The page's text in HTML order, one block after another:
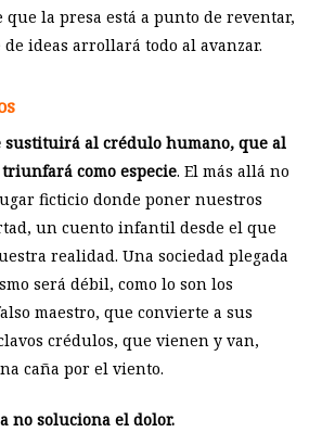
que la presa está a punto de reventar,
ideas arrollará todo al avanzar.
sustituirá al crédulo humano, que al
como especie. El más allá no
ficticio donde poner nuestros
un cuento infantil desde el que
realidad. Una sociedad plegada
será débil, como lo son los
maestro, que convierte a sus
crédulos, que vienen y van,
caña por el viento.
no soluciona el dolor.